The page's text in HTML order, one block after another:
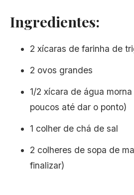
Ingredientes:
2 xícaras de farinha de
2 ovos grandes
1/2 xícara de água
poucos até dar o ponto)
1 colher de chá de sal
2 colheres de sopa de
finalizar)